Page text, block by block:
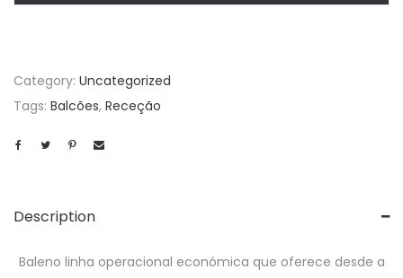
Category: Uncategorized
Tags: Balcões, Receção
Description
Baleno linha operacional económica que oferece desde a